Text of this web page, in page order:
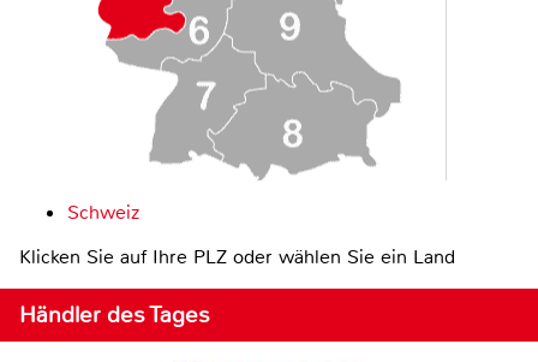
Schweiz
Klicken Sie auf Ihre PLZ oder wählen Sie ein Land
Händler des Tages